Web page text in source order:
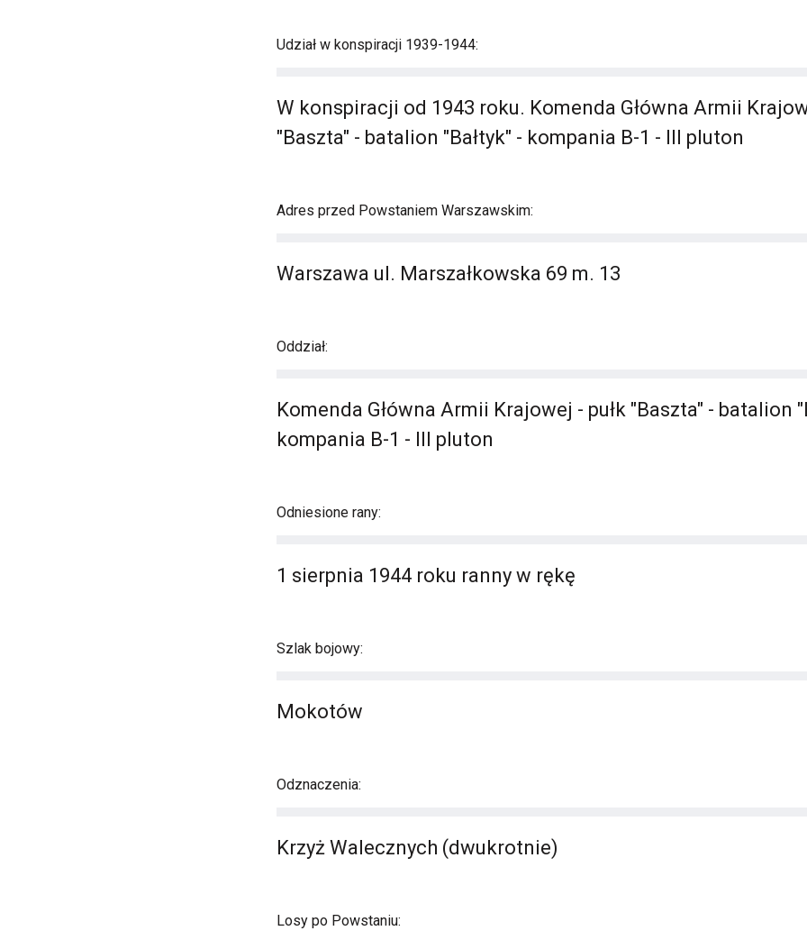
Udział w konspiracji 1939-1944:
W konspiracji od 1943 roku. Komenda Główna Armii
"Baszta" - batalion "Bałtyk" - kompania B-1 - III pluton
Adres przed Powstaniem Warszawskim:
Warszawa ul. Marszałkowska 69 m. 13
Oddział:
Komenda Główna Armii Krajowej - pułk "Baszta" - batalion
kompania B-1 - III pluton
Odniesione rany:
1 sierpnia 1944 roku ranny w rękę
Szlak bojowy:
Mokotów
Odznaczenia:
Krzyż Walecznych (dwukrotnie)
Losy po Powstaniu: